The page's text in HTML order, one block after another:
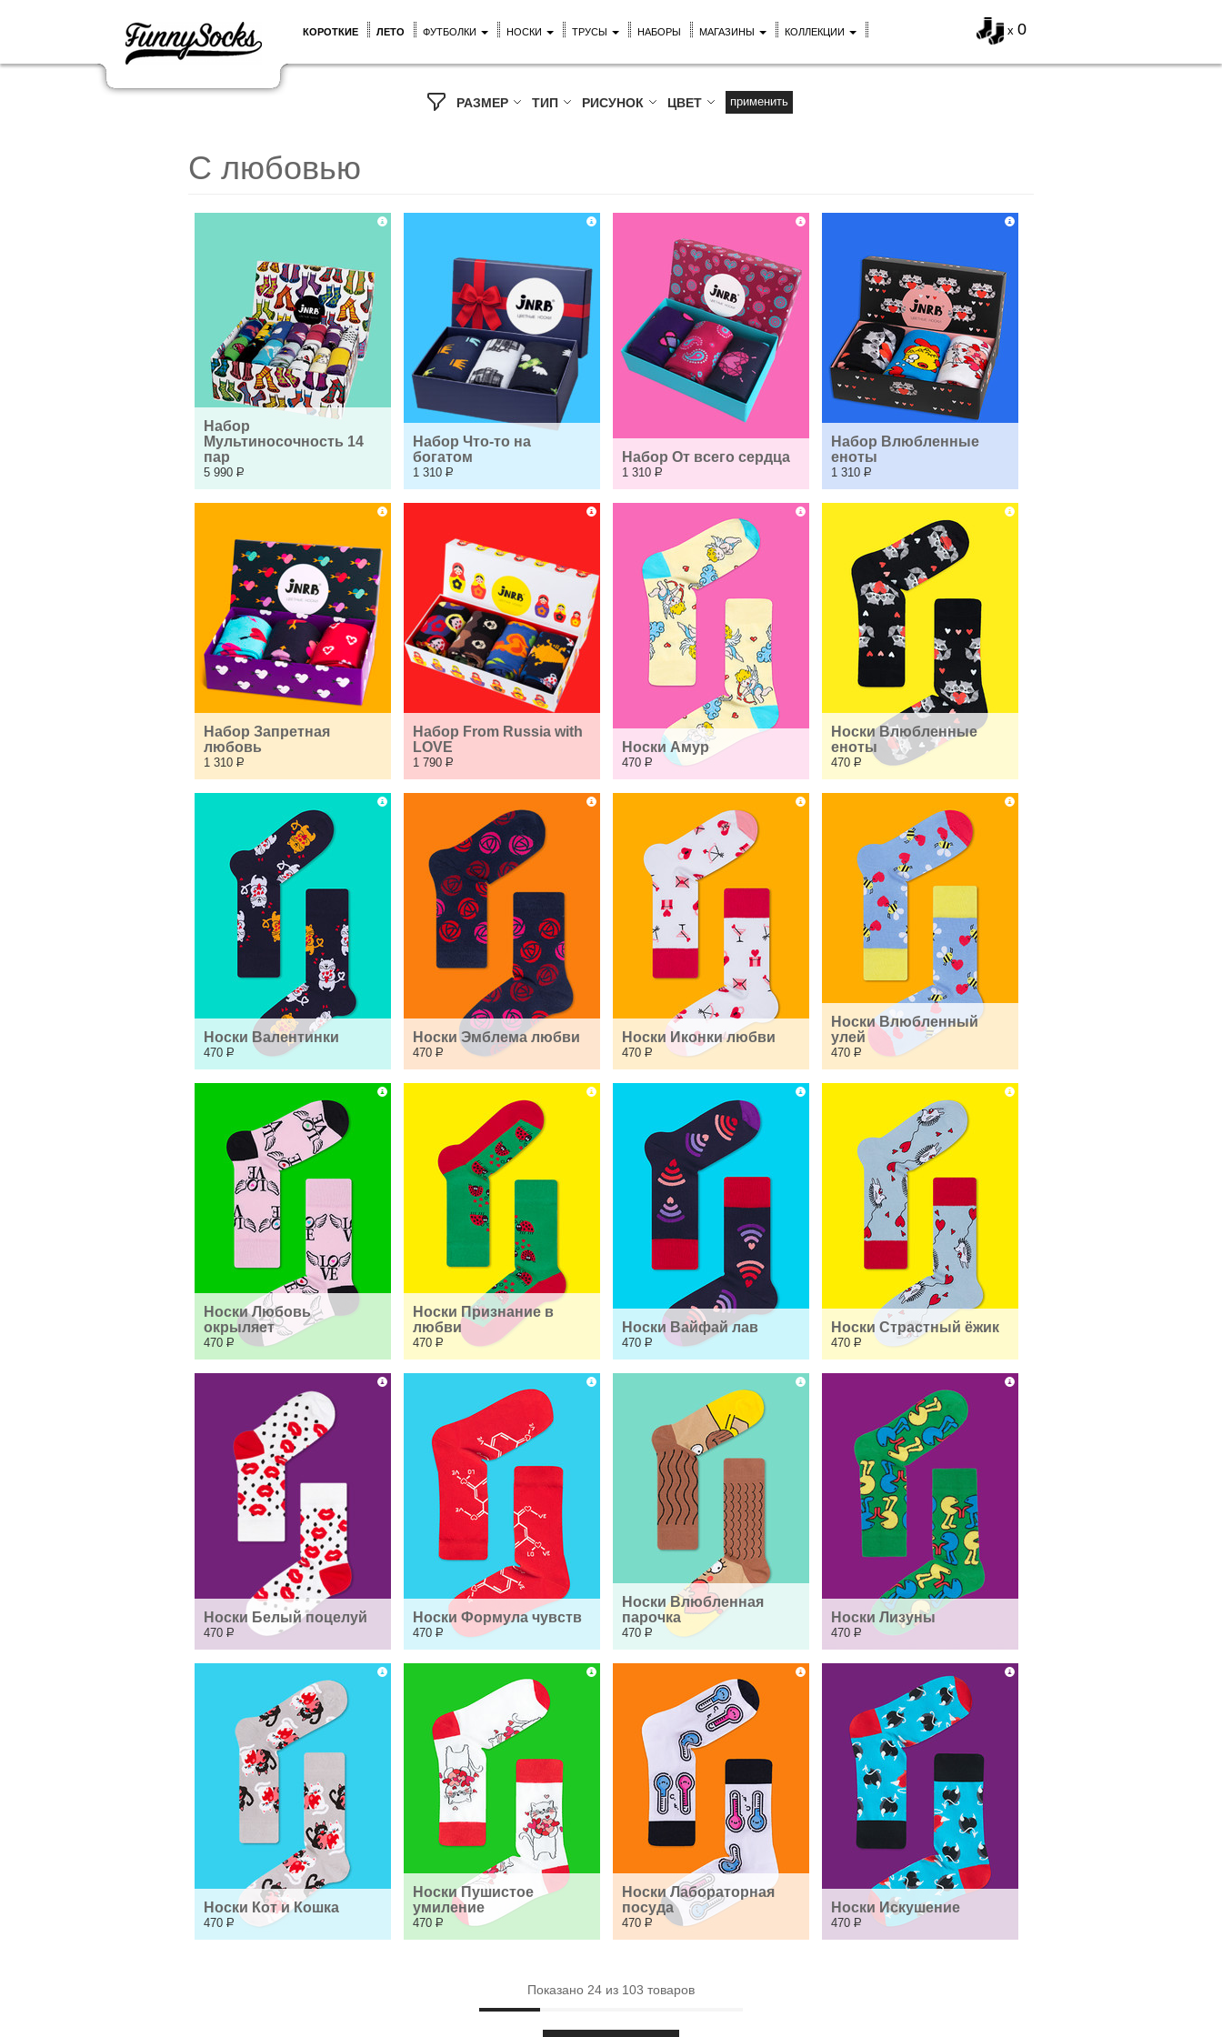
x 0
КОРОТКИЕ ЛЕТО ФУТБОЛКИ НОСКИ ТРУСЫ НАБОРЫ МАГАЗИНЫ КОЛЛЕКЦИИ
РАЗМЕР ТИП РИСУНОК ЦВЕТ применить
С любовью
Набор
Мультиносочность 14
пар
5 990 Р
Набор Что-то на
богатом
1 310 Р
Набор От всего сердца
1 310 Р
Набор Влюбленные
еноты
1 310 Р
Набор Запретная
любовь
1 310 Р
Набор From Russia with
LOVE
1 790 Р
Носки Амур
470 Р
Носки Влюбленные
еноты
470 Р
Носки Валентинки
470 Р
Носки Эмблема любви
470 Р
Носки Иконки любви
470 Р
Носки Влюбленный
улей
470 Р
Носки Любовь
окрыляет
470 Р
Носки Признание в
любви
470 Р
Носки Вайфай лав
470 Р
Носки Страстный ёжик
470 Р
Носки Белый поцелуй
470 Р
Носки Формула чувств
470 Р
Носки Влюбленная
парочка
470 Р
Носки Лизуны
470 Р
Носки Кот и Кошка
470 Р
Носки Пушистое
умиление
470 Р
Носки Лабораторная
посуда
470 Р
Носки Искушение
470 Р
Показано 24 из 103 товаров